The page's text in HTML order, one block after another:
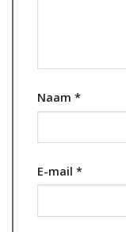
Naam *
E-mail *